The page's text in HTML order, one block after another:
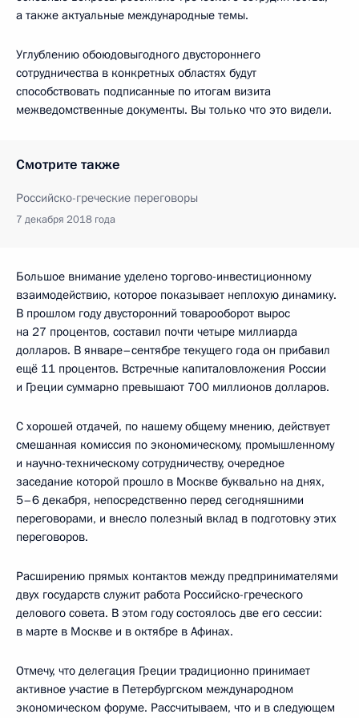
а также актуальные международные темы.
Углублению обоюдовыгодного двустороннего
сотрудничества в конкретных областях будут
способствовать подписанные по итогам визита
межведомственные документы. Вы только что это видели.
Смотрите также
Российско-греческие переговоры
7 декабря 2018 года
Большое внимание уделено торгово-инвестиционному
взаимодействию, которое показывает неплохую динамику.
В прошлом году двусторонний товарооборот вырос
на 27 процентов, составил почти четыре миллиарда
долларов. В январе–сентябре текущего года он прибавил
ещё 11 процентов. Встречные капиталовложения России
и Греции суммарно превышают 700 миллионов долларов.
С хорошей отдачей, по нашему общему мнению, действует
смешанная комиссия по экономическому, промышленному
и научно-техническому сотрудничеству, очередное
заседание которой прошло в Москве буквально на днях,
5–6 декабря, непосредственно перед сегодняшними
переговорами, и внесло полезный вклад в подготовку этих
переговоров.
Расширению прямых контактов между предпринимателями
двух государств служит работа Российско-греческого
делового совета. В этом году состоялось две его сессии:
в марте в Москве и в октябре в Афинах.
Отмечу, что делегация Греции традиционно принимает
активное участие в Петербургском международном
экономическом форуме. Рассчитываем, что и в следующем